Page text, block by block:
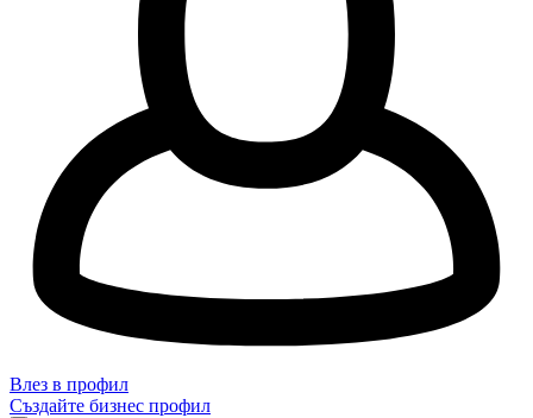
Влез в профил
Създайте бизнес профил